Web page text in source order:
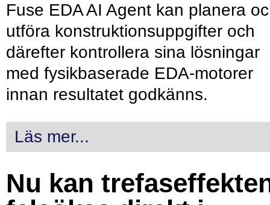
Fuse EDA AI Agent kan planera
utföra konstruktionsuppgifter och
därefter kontrollera sina lösningar
med fysikbaserade EDA-motorer
innan resultatet godkänns.
Läs mer...
Nu kan